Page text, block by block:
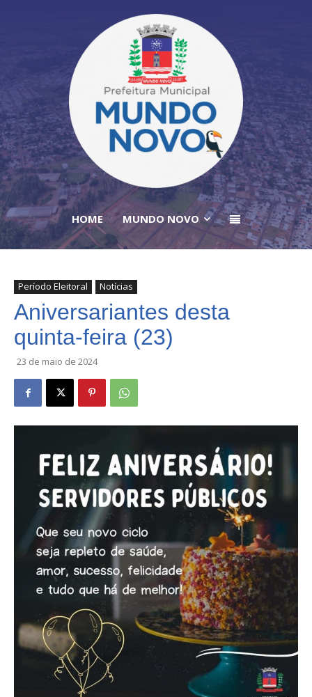
HOME MUNDO NOVO
Período Eleitoral Notícias
Aniversariantes desta
quinta-feira (23)
23 de maio de 2024